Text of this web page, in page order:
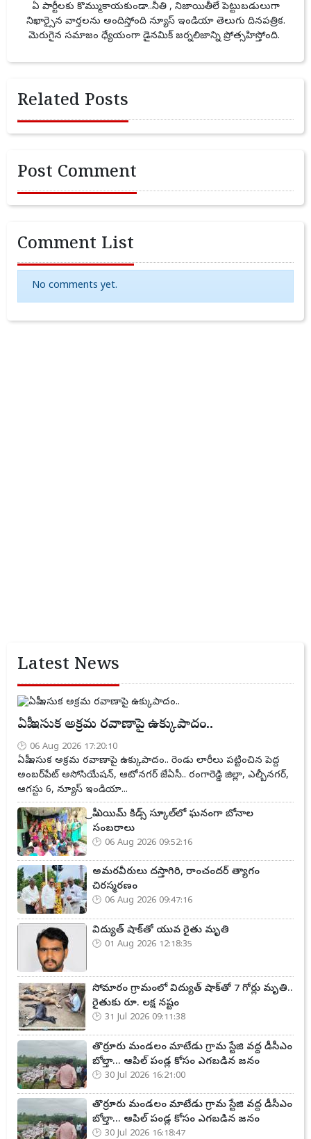
ఏ పార్టీలకు కొమ్ముకాయకుండా..నీతి , నిజాయితీలే పెట్టుబడులుగా
నిఖార్సైన వార్తలను అందిస్తోంది న్యూస్ ఇండియా తెలుగు దినపత్రిక.
మెరుగైన సమాజం ధ్యేయంగా డైనమిక్ జర్నలిజాన్ని ప్రోత్సహిస్తోంది.
Related Posts
Post Comment
Comment List
No comments yet.
Latest News
ఏపీ ఇసుక అక్రమ రవాణాపై ఉక్కుపాదం..
06 Aug 2026 17:20:10
ఏపీ ఇసుక అక్రమ రవాణాపై ఉక్కుపాదం.. రెండు లారీలు పట్టించిన పెద్ద
అంబర్‌పేట్ అసోసియేషన్, ఆటోనగర్ జేఏసీ.. రంగారెడ్డి జిల్లా, ఎల్బీనగర్,
ఆగస్టు 6, న్యూస్ ఇండియా...
ప్రీ ఎయిమ్ కిడ్స్ స్కూల్‌లో ఘనంగా బోనాల
సంబరాలు
06 Aug 2026 09:52:16
అమరవీరులు దస్తాగిరి, రాంచందర్ త్యాగం
చిరస్మరణం
06 Aug 2026 09:47:16
విద్యుత్ షాక్‌తో యువ రైతు మృతి
01 Aug 2026 12:18:35
సోమారం గ్రామంలో విద్యుత్ షాక్‌తో 7 గోర్లు మృతి..
రైతుకు రూ. లక్ష నష్టం
31 Jul 2026 09:11:38
తొర్రూరు మండలం మాటేడు గ్రామ స్టేజి వద్ద డీసీఎం
బోల్తా... ఆపిల్ పండ్ల కోసం ఎగబడిన జనం
30 Jul 2026 16:21:00
తొర్రూరు మండలం మాటేడు గ్రామ స్టేజి వద్ద డీసీఎం
బోల్తా... ఆపిల్ పండ్ల కోసం ఎగబడిన జనం
30 Jul 2026 16:18:47